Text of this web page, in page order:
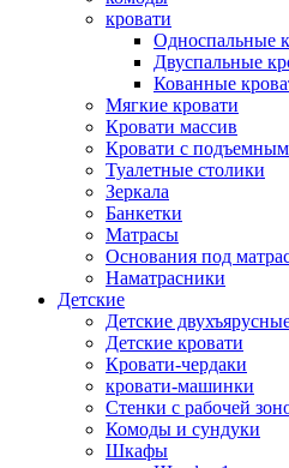
кровати
Односпальные
Двуспальные
Кованные
Мягкие кровати
Кровати массив
Кровати с
Туалетные столики
Зеркала
Банкетки
Матрасы
Основания под
Наматрасники
Детские
Детские
Детские кровати
Кровати-чердаки
кровати-машинки
Стенки с рабочей
Комоды и сундуки
Шкафы